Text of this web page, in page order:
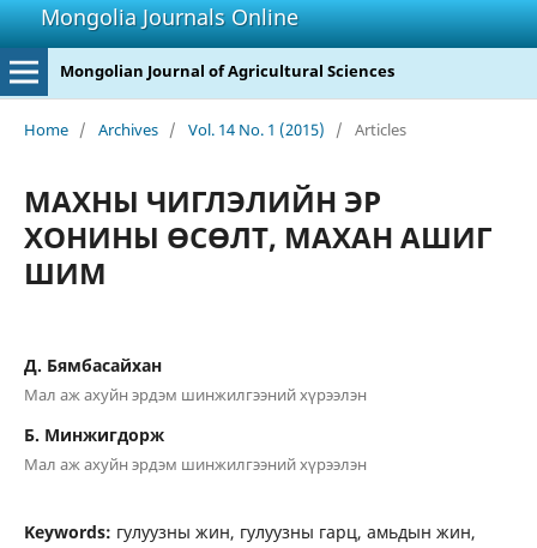
Mongolia Journals Online
Mongolian Journal of Agricultural Sciences
Home / Archives / Vol. 14 No. 1 (2015) / Articles
МАХНЫ ЧИГЛЭЛИЙН ЭР
ХОНИНЫ ӨСӨЛТ, МАХАН АШИГ
ШИМ
Д. Бямбасайхан
Мал аж ахуйн эрдэм шинжилгээний хүрээлэн
Б. Минжигдорж
Мал аж ахуйн эрдэм шинжилгээний хүрээлэн
Keywords: гулуузны жин, гулуузны гарц, амьдын жин,